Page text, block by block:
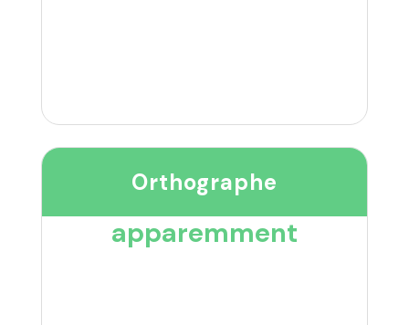
Orthographe
apparemment